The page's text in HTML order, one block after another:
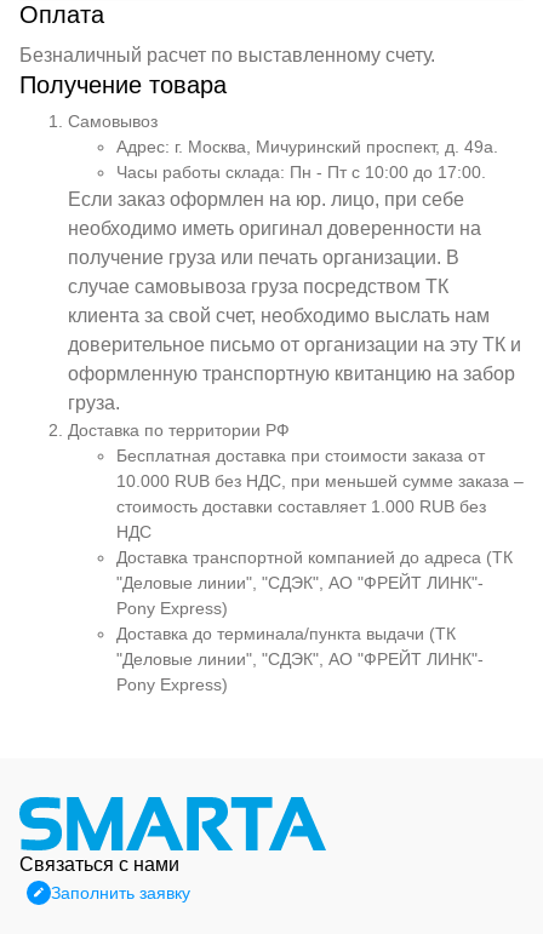
Оплата
Безналичный расчет по выставленному счету.
Получение товара
Самовывоз
Адрес: г. Москва, Мичуринский проспект, д. 49а.
Часы работы склада: Пн - Пт с 10:00 до 17:00.
Если заказ оформлен на юр. лицо, при себе
необходимо иметь оригинал доверенности на
получение груза или печать организации. В
случае самовывоза груза посредством ТК
клиента за свой счет, необходимо выслать нам
доверительное письмо от организации на эту ТК и
оформленную транспортную квитанцию на забор
груза.
Доставка по территории РФ
Бесплатная доставка при стоимости заказа от
10.000 RUB без НДС, при меньшей сумме заказа –
стоимость доставки составляет 1.000 RUB без
НДС
Доставка транспортной компанией до адреса (ТК
"Деловые линии", "СДЭК", АО "ФРЕЙТ ЛИНК"-
Pony Express)
Доставка до терминала/пункта выдачи (ТК
"Деловые линии", "СДЭК", АО "ФРЕЙТ ЛИНК"-
Pony Express)
Связаться с нами
Заполнить заявку